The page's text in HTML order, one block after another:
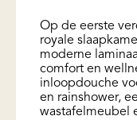
Op de eerste
royale
moderne
comfort en
inloopdouche
en rainshower,
wastafelmeubel